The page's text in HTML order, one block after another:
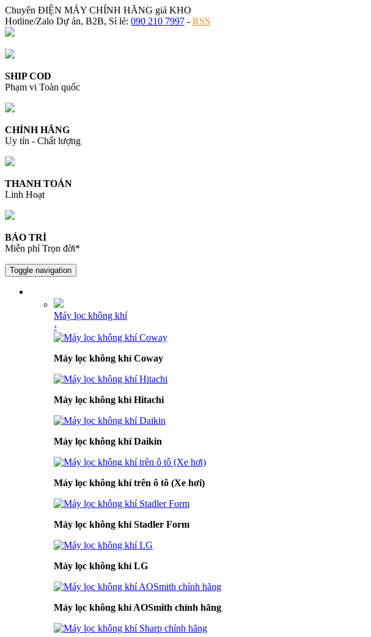
Chuyên ĐIỆN MÁY CHÍNH HÃNG giá KHO
Hotline/Zalo Dự án, B2B, Sỉ lẻ: 090 210 7997 - RSS
SHIP COD
Phạm vi Toàn quốc
CHÍNH HÃNG
Uy tín - Chất lượng
THANH TOÁN
Linh Hoạt
BẢO TRÌ
Miễn phí Trọn đời*
Toggle navigation
Máy lọc không khí
›
Máy lọc không khí Coway
Máy lọc không khí Hitachi
Máy lọc không khí Daikin
Máy lọc không khí trên ô tô (Xe hơi)
Máy lọc không khí Stadler Form
Máy lọc không khí LG
Máy lọc không khí AOSmith chính hãng